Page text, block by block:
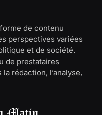
de contenu
perspectives variées
et de société.
de prestataires
rédaction, l’analyse,